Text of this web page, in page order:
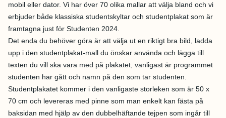
mobil eller dator. Vi har över 70 olika mallar att välja bland och vi
erbjuder både klassiska studentskyltar och studentplakat som är
framtagna just för Studenten 2024.
Det enda du behöver göra är att välja ut en riktigt bra bild, ladda
upp i den studentplakat-mall du önskar använda och lägga till
texten du vill ska vara med på plakatet, vanligast är programmet
studenten har gått och namn på den som tar studenten.
Studentplakatet kommer i den vanligaste storleken som är 50 x
70 cm och levereras med pinne som man enkelt kan fästa på
baksidan med hjälp av den dubbelhäftande tejpen som ingår till